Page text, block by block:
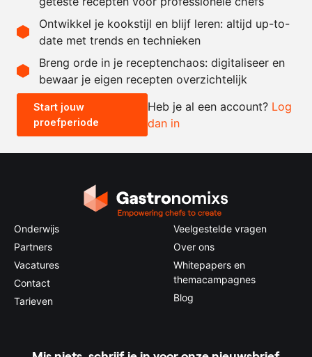
Recept omrekenen
- +
0.5x 1x 2x
Ontwikkel je kookstijl en blijf leren: altijd up-to-
date met trends en technieken
Breng orde in je receptenchaos: digitaliseer en
bewaar je eigen recepten overzichtelijk
Start jouw
proefperiode
Heb je al een account? Log
dan in
Onderwijs
Partners
Vacatures
Contact
Tarieven
Veelgestelde vragen
Over ons
Whitepapers en
themacampagnes
Blog